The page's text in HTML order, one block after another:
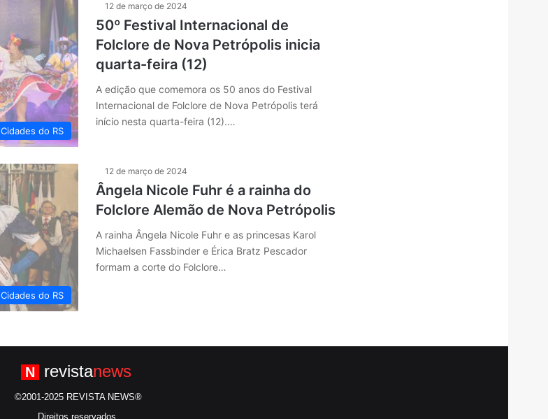
Cidades do RS
12 de março de 2024
50º Festival Internacional de
Folclore de Nova Petrópolis inicia
quarta-feira (12)
A edição que comemora os 50 anos do Festival
Internacional de Folclore de Nova Petrópolis terá
início nesta quarta-feira (12).…
Cidades do RS
12 de março de 2024
Ângela Nicole Fuhr é a rainha do
Folclore Alemão de Nova Petrópolis
A rainha Ângela Nicole Fuhr e as princesas Karol
Michaelsen Fassbinder e Érica Bratz Pescador
formam a corte do Folclore…
N revistanews
©2001-2025 REVISTA NEWS®
Direitos reservados.